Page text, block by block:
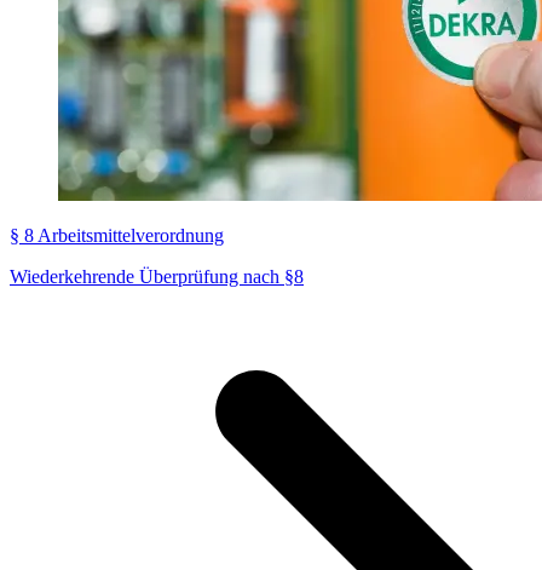
§ 8 Arbeitsmittelverordnung
Wiederkehrende Überprüfung nach §8